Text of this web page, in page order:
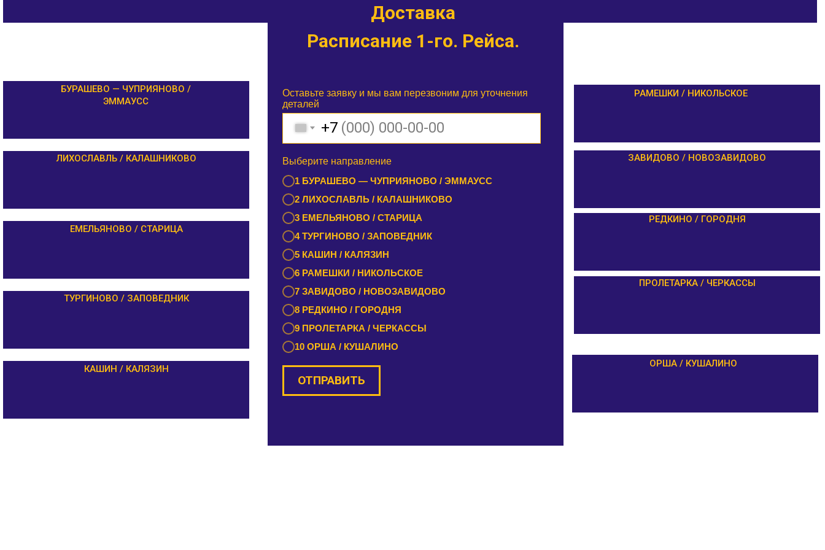
Оставьте заявку и мы вам перезвоним для уточнения
деталей
+7
Выберите направление
1 БУРАШЕВО — ЧУПРИЯНОВО / ЭММАУСС
2 ЛИХОСЛАВЛЬ / КАЛАШНИКОВО
3 ЕМЕЛЬЯНОВО / СТАРИЦА
4 ТУРГИНОВО / ЗАПОВЕДНИК
5 КАШИН / КАЛЯЗИН
6 РАМЕШКИ / НИКОЛЬСКОЕ
7 ЗАВИДОВО / НОВОЗАВИДОВО
8 РЕДКИНО / ГОРОДНЯ
9 ПРОЛЕТАРКА / ЧЕРКАССЫ
10 ОРША / КУШАЛИНО
ОТПРАВИТЬ
ЛИХОСЛАВЛЬ / КАЛАШНИКОВО
ЕМЕЛЬЯНОВО / СТАРИЦА
ТУРГИНОВО / ЗАПОВЕДНИК
КАШИН / КАЛЯЗИН ОРША / КУШАЛИНО
РАМЕШКИ / НИКОЛЬСКОЕ
ЗАВИДОВО / НОВОЗАВИДОВО
РЕДКИНО / ГОРОДНЯ
ПРОЛЕТАРКА / ЧЕРКАССЫ
Доставка
Расписание 1-го. Рейса.
БУРАШЕВО — ЧУПРИЯНОВО /
ЭММАУСС